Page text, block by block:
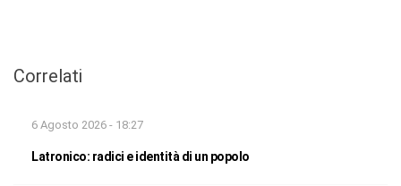
Correlati
6 Agosto 2026 - 18:27
Latronico: radici e identità di un popolo